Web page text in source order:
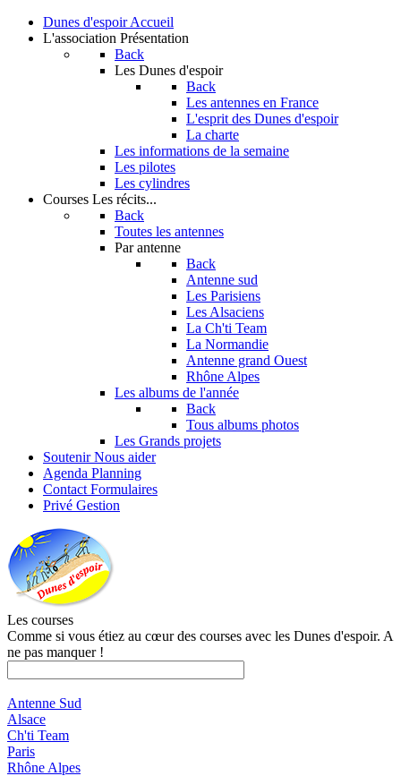
Dunes d'espoir Accueil
L'association Présentation
Back
Les Dunes d'espoir
Back
Les antennes en France
L'esprit des Dunes d'espoir
La charte
Les informations de la semaine
Les pilotes
Les cylindres
Courses Les récits...
Back
Toutes les antennes
Par antenne
Back
Antenne sud
Les Parisiens
Les Alsaciens
La Ch'ti Team
La Normandie
Antenne grand Ouest
Rhône Alpes
Les albums de l'année
Back
Tous albums photos
Les Grands projets
Soutenir Nous aider
Agenda Planning
Contact Formulaires
Privé Gestion
Les courses
Comme si vous étiez au cœur des courses avec les Dunes d'espoir. A
ne pas manquer !
Antenne Sud
Alsace
Ch'ti Team
Paris
Rhône Alpes